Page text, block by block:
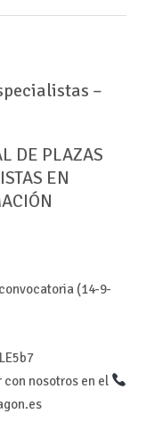
–
DE PLAZAS
EN
(14-9-
nosotros en el